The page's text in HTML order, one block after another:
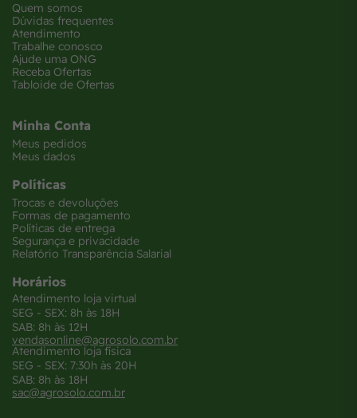
Quem somos
Dúvidas frequentes
Atendimento
Trabalhe conosco
Ajude uma ONG
Receba Ofertas
Tabloide de Ofertas
Minha Conta
Meus pedidos
Meus dados
Políticas
Trocas e devoluções
Formas de pagamento
Políticas de entrega
Segurança e privacidade
Relatório Transparência Salarial
Horários
Atendimento loja virtual
SEG - SEX: 8h às 18H
SAB: 8h às 12H
vendasonline@agrosolo.com.br
Atendimento loja física
SEG - SEX: 7:30h às 20H
SAB: 8h às 18H
sac@agrosolo.com.br